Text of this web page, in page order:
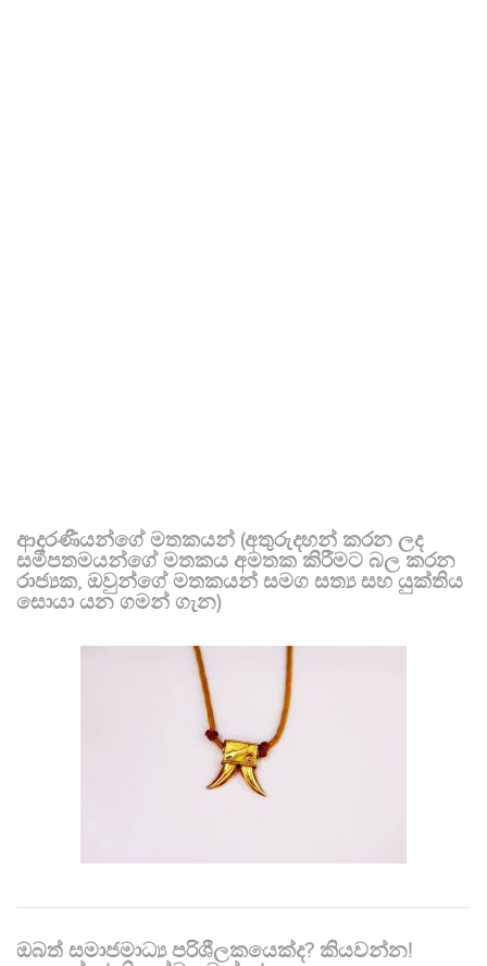
ආදරණීයන්ගේ මතකයන් (අතුරුදහන් කරන ලද
සමීපතමයන්ගේ මතකය අමතක කිරීමට බල කරන
රාජ්‍යක, ඔවුන්ගේ මතකයන් සමග සත්‍ය සහ යුක්තිය
සොයා යන ගමන් ගැන)
ඔබත් සමාජමාධ්‍ය පරිශීලකයෙක්ද? කියවන්න!